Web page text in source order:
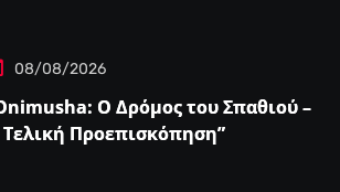
08/08/2026
Ο Δρόμος του Σπαθιού –
Προεπισκόπηση”